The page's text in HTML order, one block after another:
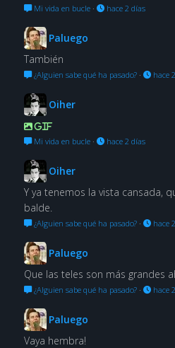
Mi vida en bucle· hace 2 días
Paluego
También
¿Alguien sabe qué ha pasado?· hace
Oiher
GIF
Mi vida en bucle· hace 2 días
Oiher
Y ya tenemos la vista cansada,
balde.
¿Alguien sabe qué ha pasado?· hace
Paluego
Que las teles son más grandes
¿Alguien sabe qué ha pasado?· hace
Paluego
Vaya hembra!